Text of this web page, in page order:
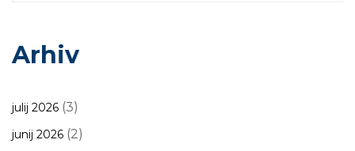
Arhiv
julij 2026 (3)
junij 2026 (2)